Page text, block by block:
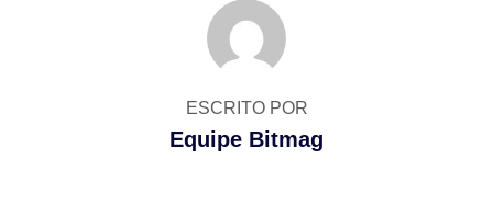
ESCRITO POR
Equipe Bitmag